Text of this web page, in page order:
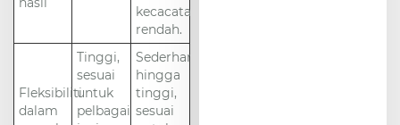
kecacatan
rendah.
Fleksibiliti
dalam
Tinggi,
sesuai
untuk
pelbagai
Sederhana
hingga
tinggi,
sesuai